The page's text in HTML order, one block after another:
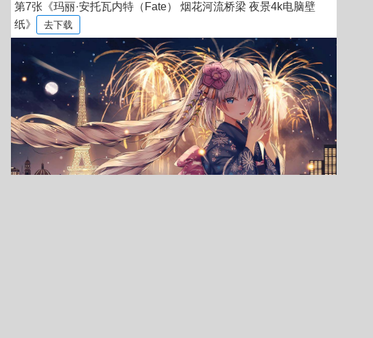
第7张《玛丽·安托瓦内特（Fate） 烟花河流桥梁 夜景4k电脑壁
纸》
去下载